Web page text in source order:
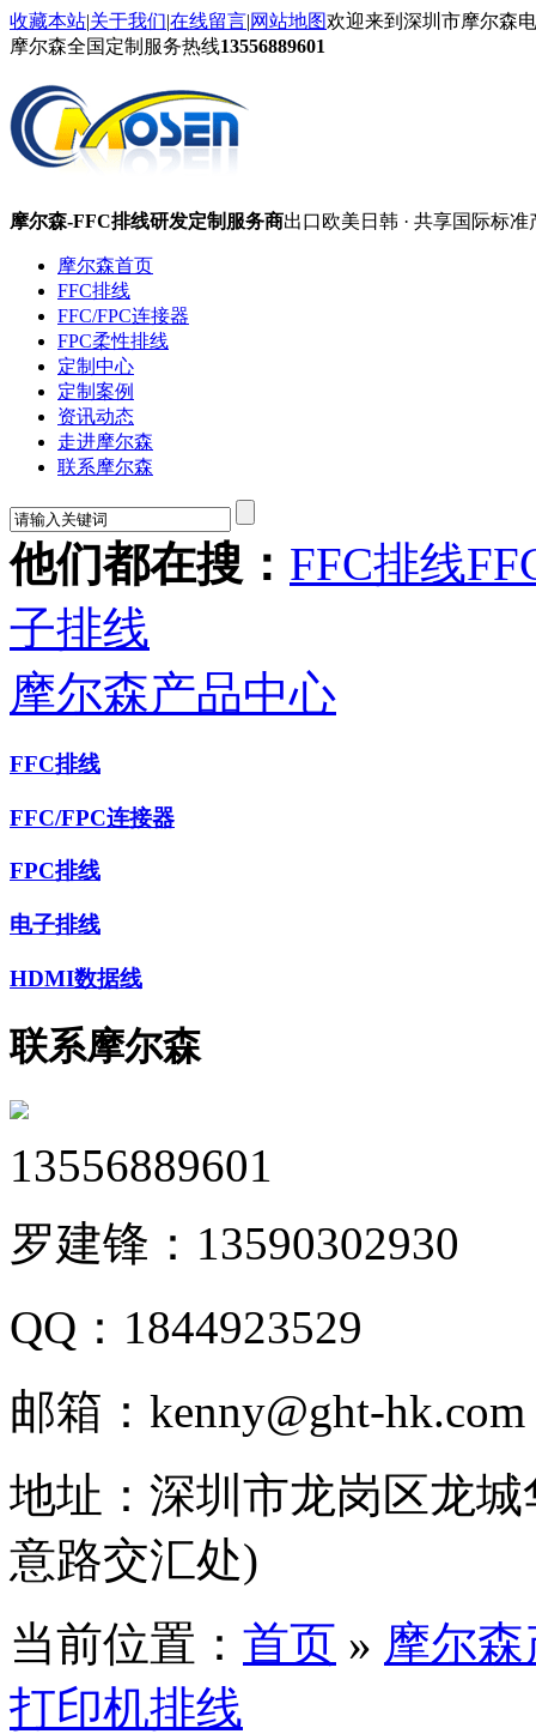
收藏本站|关于我们|在线留言|网站地图欢迎来到深圳市摩尔森
摩尔森全国定制服务热线13556889601
摩尔森-FFC排线研发定制服务商出口欧美日韩 · 共享国际标准
摩尔森首页
FFC排线
FFC/FPC连接器
FPC柔性排线
定制中心
定制案例
资讯动态
走进摩尔森
联系摩尔森
他们都在搜： FFC排线
子排线
摩尔森产品中心
FFC排线
FFC/FPC连接器
FPC排线
电子排线
HDMI数据线
联系摩尔森
13556889601
罗建锋： 13590302930
QQ： 1844923529
邮箱： kenny@ght-hk.com
地址： 深圳市龙岗区龙
意路交汇处)
当前位置： 首页 » 摩尔
打印机排线